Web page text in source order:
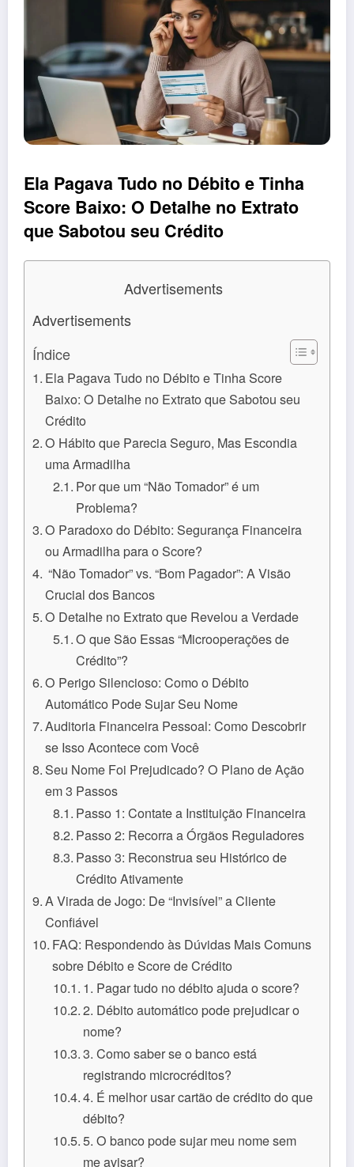
Ela Pagava Tudo no Débito e Tinha
Score Baixo: O Detalhe no Extrato
que Sabotou seu Crédito
Advertisements
Advertisements
Índice
Ela Pagava Tudo no Débito e Tinha Score
Baixo: O Detalhe no Extrato que Sabotou seu
Crédito
O Hábito que Parecia Seguro, Mas Escondia
uma Armadilha
Por que um “Não Tomador” é um
Problema?
O Paradoxo do Débito: Segurança Financeira
ou Armadilha para o Score?
“Não Tomador” vs. “Bom Pagador”: A Visão
Crucial dos Bancos
O Detalhe no Extrato que Revelou a Verdade
O que São Essas “Microoperações de
Crédito”?
O Perigo Silencioso: Como o Débito
Automático Pode Sujar Seu Nome
Auditoria Financeira Pessoal: Como Descobrir
se Isso Acontece com Você
Seu Nome Foi Prejudicado? O Plano de Ação
em 3 Passos
Passo 1: Contate a Instituição Financeira
Passo 2: Recorra a Órgãos Reguladores
Passo 3: Reconstrua seu Histórico de
Crédito Ativamente
A Virada de Jogo: De “Invisível” a Cliente
Confiável
FAQ: Respondendo às Dúvidas Mais Comuns
sobre Débito e Score de Crédito
1. Pagar tudo no débito ajuda o score?
2. Débito automático pode prejudicar o
nome?
3. Como saber se o banco está
registrando microcréditos?
4. É melhor usar cartão de crédito do que
débito?
5. O banco pode sujar meu nome sem
me avisar?